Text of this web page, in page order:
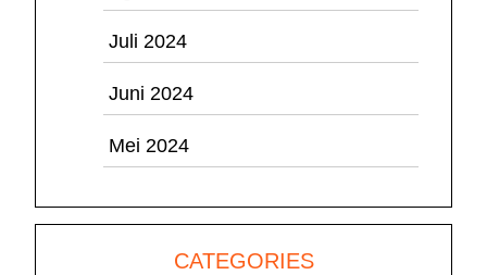
Juli 2024
Juni 2024
Mei 2024
CATEGORIES